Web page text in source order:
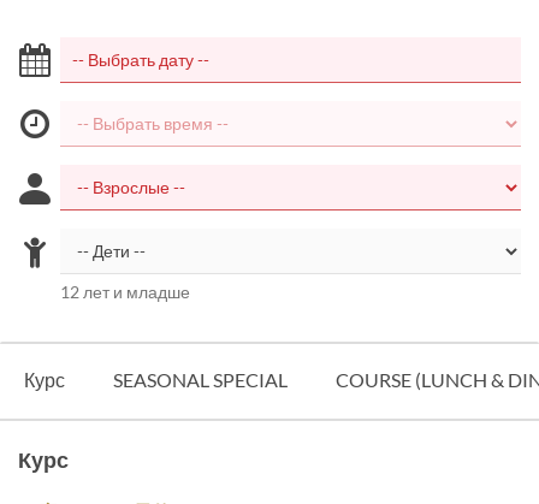
12 лет и младше
Курс SEASONAL SPECIAL COURSE (LUNCH &
Курс